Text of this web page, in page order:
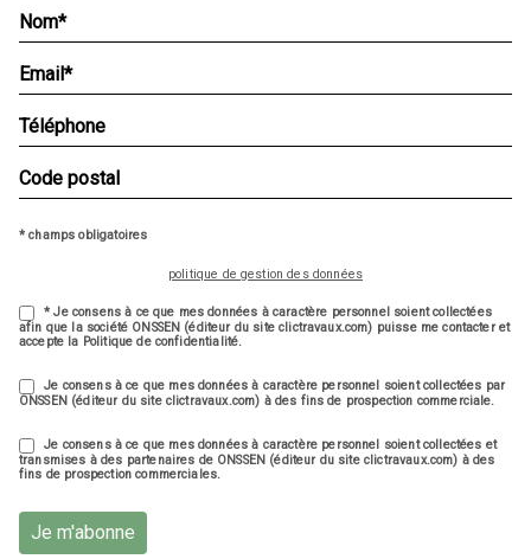
* champs obligatoires
politique de gestion des données
* Je consens à ce que mes données à caractère personnel soient collectées
afin que la société ONSSEN (éditeur du site clictravaux.com) puisse me contacter et
accepte la Politique de confidentialité.
Je consens à ce que mes données à caractère personnel soient collectées par
ONSSEN (éditeur du site clictravaux.com) à des fins de prospection commerciale.
Je consens à ce que mes données à caractère personnel soient collectées et
transmises à des partenaires de ONSSEN (éditeur du site clictravaux.com) à des
fins de prospection commerciales.
Je m'abonne